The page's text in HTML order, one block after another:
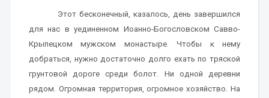
Этот бесконечный, казалось, день завершился
для нас в уединенном Иоанно-Богословском Савво-
Крыпецком мужском монастыре. Чтобы к нему
добраться, нужно достаточно долго ехать по тряской
грунтовой дороге среди болот. Ни одной деревни
рядом. Огромная территория, огромное хозяйство. На